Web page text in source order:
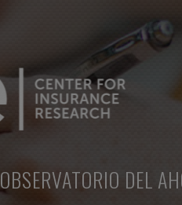
OBSERVATORIO DEL